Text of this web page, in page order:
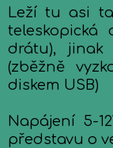
Leží tu asi
teleskopická
drátu),
(zběžně
diskem USB)
Napájení 5-
představu o